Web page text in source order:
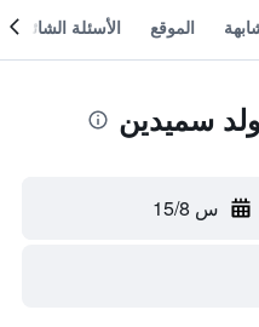
الموقع الأسئلة الشائعة
سميدين
س 15/8